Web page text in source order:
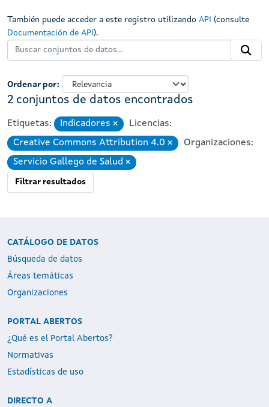
Ordenar por
2 conjuntos de datos encontrados
Etiquetas: Indicadores EliminarLicencias:
Creative Commons Attribution 4.0
EliminarOrganizaciones:
Servicio Gallego de Salud
Eliminar
Filtrar resultados
También puede acceder a este registro utilizando API (consulte
Documentación de API ).
CATÁLOGO DE DATOS
Búsqueda de datos
Áreas temáticas
Organizaciones
PORTAL ABERTOS
¿Qué es el Portal Abertos?
Normativas
Estadísticas de uso
DIRECTO A